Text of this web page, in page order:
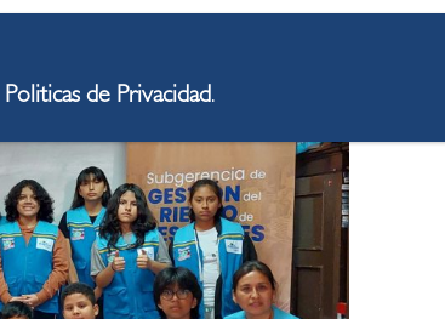
Politicas de Privacidad.